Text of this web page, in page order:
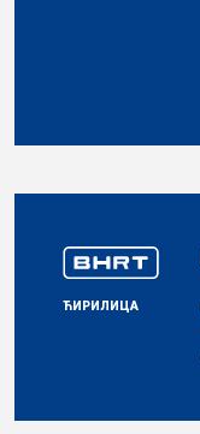
ЋИРИЛИЦА